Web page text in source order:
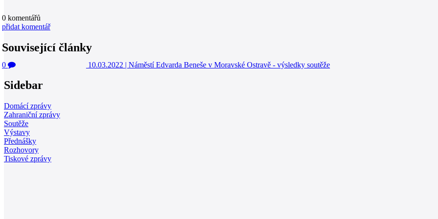
0 komentářů
přidat komentář
Související články
0 10.03.2022 | Náměstí Edvarda Beneše v Moravské Ostravě - výsledky soutěže
Sidebar
Domácí zprávy
Zahraniční zprávy
Soutěže
Výstavy
Přednášky
Rozhovory
Tiskové zprávy